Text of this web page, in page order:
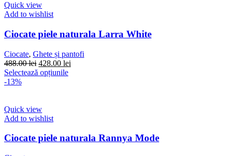
Quick view
Add to wishlist
Ciocate piele naturala Larra White
Ciocate, Ghete și pantofi
488.00lei Prețul
inițial
428.00 lei
Selectează opțiunileAcest
pot
-13%
Quick view
Add to wishlist
Ciocate piele naturala Rannya Mode